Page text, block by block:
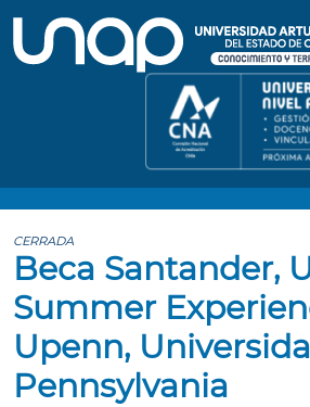
CERRADA
Beca Santander,
Summer
Upenn,
Pennsylvania